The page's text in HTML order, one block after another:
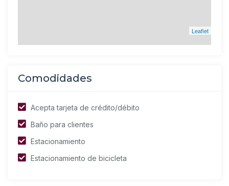
Leaflet
Comodidades
Acepta tarjeta de crédito/débito
Baño para clientes
Estacionamiento
Estacionamiento de bicicleta